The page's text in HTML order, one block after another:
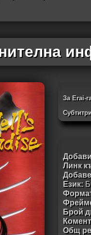
За Erai-
Линк
Език:
Брой
Общ